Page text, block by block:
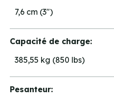
7,6 cm (3")
Capacité de charge:
385,55 kg (850 lbs)
Pesanteur: